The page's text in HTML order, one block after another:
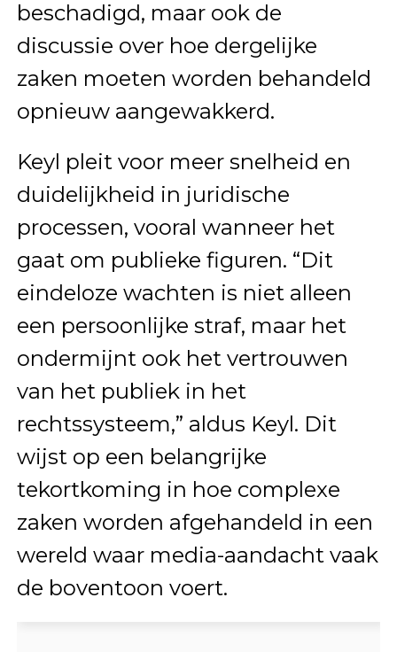
beschadigd, maar ook de
discussie over hoe dergelijke
zaken moeten worden behandeld
opnieuw aangewakkerd.
Keyl pleit voor meer snelheid en
duidelijkheid in juridische
processen, vooral wanneer het
gaat om publieke figuren. “Dit
eindeloze wachten is niet alleen
een persoonlijke straf, maar het
ondermijnt ook het vertrouwen
van het publiek in het
rechtssysteem,” aldus Keyl. Dit
wijst op een belangrijke
tekortkoming in hoe complexe
zaken worden afgehandeld in een
wereld waar media-aandacht vaak
de boventoon voert.